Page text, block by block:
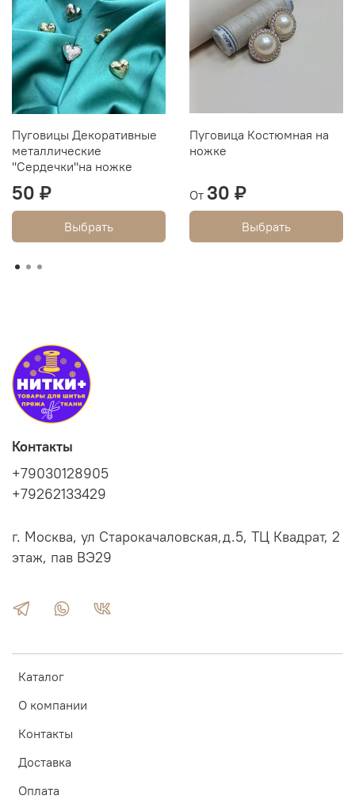
Пуговицы Декоративные
металлические
''Сердечки''на ножке
50 ₽
Выбрать
Пуговица Костюмная на
ножке
От 30 ₽
Выбрать
Каталог
О компании
Контакты
Доставка
Оплата
Контакты
+79030128905
+79262133429
г. Москва, ул Старокачаловская,д.5, ТЦ Квадрат, 2
этаж, пав ВЭ29